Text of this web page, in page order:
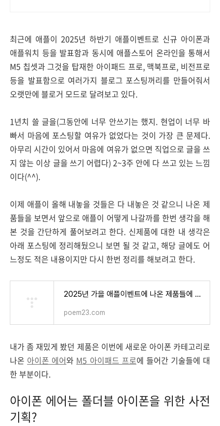
최근에 애플이 2025년 하반기 애플이벤트로 신규 아이폰과
애플워치 등을 발표함과 동시에 애플스토어 온라인을 통해서
M5 칩셋과 그것을 탑재한 아이패드 프로, 맥북프로, 비전프로
등을 발표함으로 여러가지 블로그 포스팅꺼리를 만들어줘서
오랫만에 블로거 모드로 달려보고 있다.
1년치 쓸 글을(그동안에 너무 안쓰기는 했지. 현업이 너무 바
빠서 마음에 포스팅할 여유가 없었다는 것이 가장 큰 문제다.
아무리 시간이 있어서 마음에 여유가 없으면 직업으로 글을 쓰
지 않는 이상 글을 쓰기 어렵다) 2~3주 안에 다 쓰고 있는 느낌
이다(^^).
이제 애플이 올해 내놓을 것들은 다 내놓은 것 같으니 나온 제
품들을 보면서 앞으로 애플이 어떻게 나갈까를 한번 생각을 해
본 것을 간단하게 풀어보려고 한다. 신제품에 대한 내 생각은
아래 포스팅에 정리해뒀으니 보면 될 것 같고, 해당 글에도 어
느정도 적은 내용이지만 다시 한번 정리를 해보려고 한다.
2025년 가을 애플이벤트에 나온 제품들에 대한 개인적인 느낌 정리
poem23.com
내가 좀 재밌게 봤던 제품은 이번에 새로운 아이폰 카테고리로
나온 아이폰 에어와 M5 아이패드 프로에 들어간 기술들에 대
한 부분이다.
아이폰 에어는 폴더블 아이폰을 위한 사전
기획?